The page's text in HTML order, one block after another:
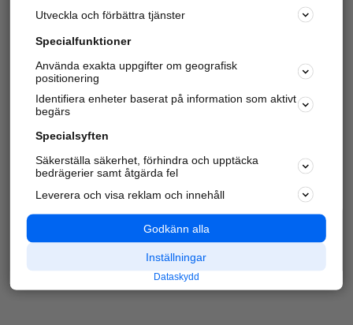
Varje vecka besöker du och4 miljoner
andra
härliga användare oss för att hitta rätt lokal
information om företag, privatpersoner och
platser.
Utveckla och förbättra tjänster
Specialfunktioner
Använda exakta uppgifter om geografisk
positionering
Identifiera enheter baserat på information som aktivt
begärs
Specialsyften
Säkerställa säkerhet, förhindra och upptäcka
bedrägerier samt åtgärda fel
Leverera och visa reklam och innehåll
Godkänn alla
Inställningar
Dataskydd